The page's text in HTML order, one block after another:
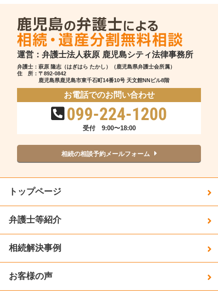
運営：弁護士法人萩原 鹿児島シティ法律事務所
弁護士：萩原 隆志（はぎはら たかし）（鹿児島県弁護士会所属）
住 所： 〒892-0842
鹿児島県鹿児島市東千石町14番10号 天文館NNビル8階
お電話でのお問い合わせ
099-224-1200
受付 9:00〜18:00
相続の相談予約メールフォーム
トップページ
弁護士等紹介
相続解決事例
お客様の声